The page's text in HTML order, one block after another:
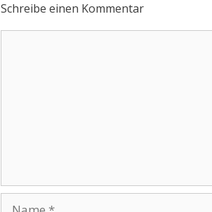
Schreibe einen Kommentar